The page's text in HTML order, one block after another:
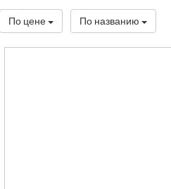
По цене По названию